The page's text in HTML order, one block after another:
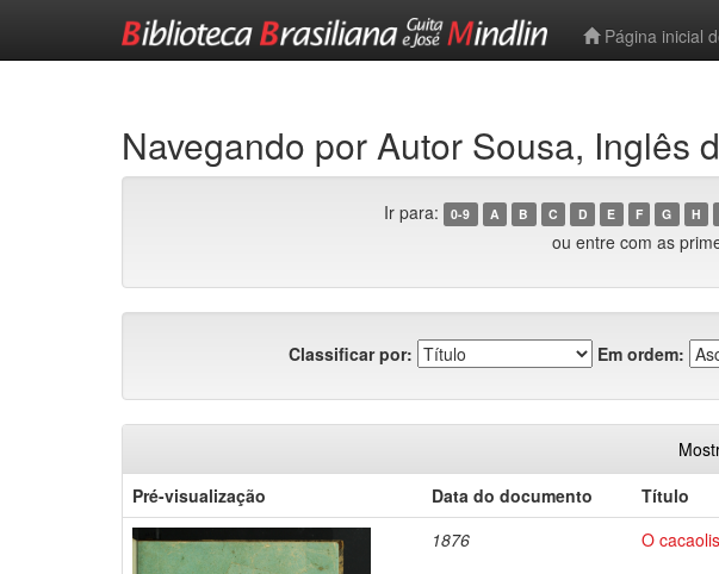
Página inicial
Navegando por Autor Sousa, Inglês
Ir para: 0-9 A B C D E F G H
ou entre com as
Classificar por: Em ordem:
Pré-visualização
Data do documento Título
1876
O